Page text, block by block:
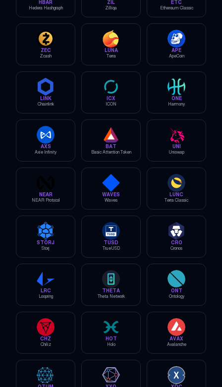
HBAR
Hedera Hashgraph
ZIL
Zilliqa
ETC
Ethereum Classic
ZEC
Zcash
LUNA
Terra
APE
ApeCoin
LINK
Chainlink
ICX
ICON
ONE
Harmony
AXS
Axie Infinity
BAT
Basic Attention Token
UNI
Uniswap
NEAR
NEAR Protocol
WAVES
Waves
LUNC
Terra Classic
STORJ
Storj
TUSD
TrueUSD
CRO
Cronos
LRC
Loopring
THETA
Theta Network
ONT
Ontology
CHZ
Chiliz
HOT
Holo
AVAX
Avalanche